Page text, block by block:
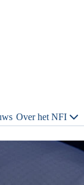
Over het NFI